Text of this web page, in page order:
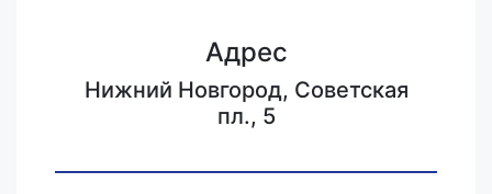
Адрес
Нижний Новгород, Советская
пл., 5